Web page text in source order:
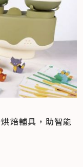
焙輔具，助智能